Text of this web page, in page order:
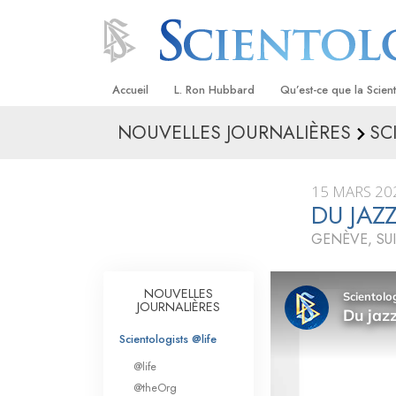
Accueil L. Ron Hubbard Qu’est-ce que la
Croyances et pratiques
Les scientologues et
Rencontrez un
À l’intérieur d’une
Les principes de
Scientologie
NOUVELLES JOURNALIÈRES
15 MARS
DU
GENÈVE,
NOUVELLES
JOURNALIÈRES
Scientologists @life
@life
@theOrg